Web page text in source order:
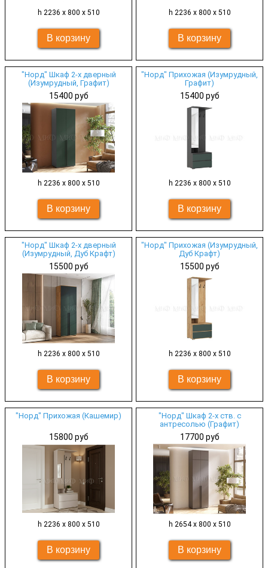
h 2236 х 800 х 510 h 2236 х 800 х 510
"Норд" Шкаф 2-х дверный
(Изумрудный, Графит)
15400 руб
h 2236 х 800 х 510
"Норд" Прихожая (Изумрудный,
Графит)
15400 руб
h 2236 х 800 х 510
"Норд" Шкаф 2-х дверный
(Изумрудный, Дуб Крафт)
15500 руб
h 2236 х 800 х 510
"Норд" Прихожая (Изумрудный,
Дуб Крафт)
15500 руб
h 2236 х 800 х 510
"Норд" Прихожая (Кашемир)
15800 руб
h 2236 х 800 х 510
"Норд" Шкаф 2-х ств. с
антресолью (Графит)
17700 руб
h 2654 х 800 х 510